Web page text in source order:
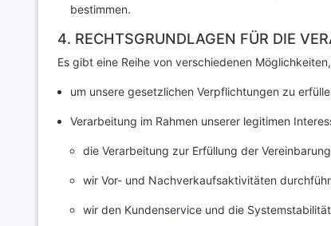
bestimmen.
4. RECHTSGRUNDLAGEN FÜR DIE
Es gibt eine Reihe von verschiedenen
um unsere gesetzlichen Verpflichtungen zu
Verarbeitung im Rahmen unserer legitimen
die Verarbeitung zur Erfüllung der
wir Vor- und Nachverkaufsaktivitäten
wir den Kundenservice und die